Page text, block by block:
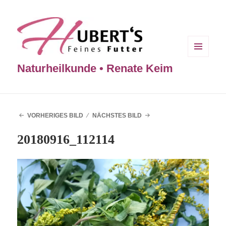
Naturheilkunde • Renate Keim
VORHERIGES BILD NÄCHSTES BILD
20180916_112114